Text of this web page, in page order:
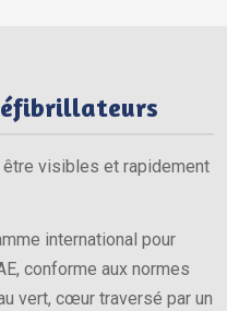
visibles et rapidement
international pour
conforme aux normes
vert, cœur traversé par un